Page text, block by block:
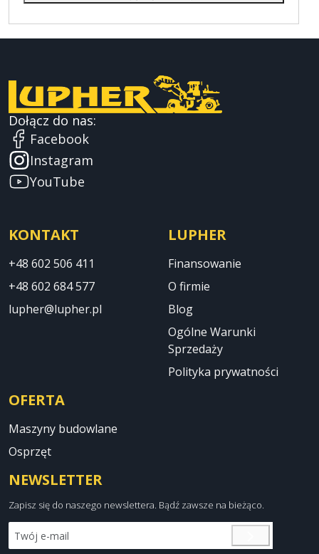
Dołącz do nas:
Facebook
Instagram
YouTube
KONTAKT
+48 602 506 411
+48 602 684 577
lupher@lupher.pl
LUPHER
Finansowanie
O firmie
Blog
Ogólne Warunki
Sprzedaży
Polityka prywatności
OFERTA
Maszyny budowlane
Osprzęt
NEWSLETTER
Zapisz się do naszego newslettera. Bądź zawsze na bieżąco.